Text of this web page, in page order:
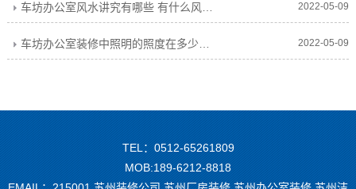
车坊办公室风水讲究有哪些 有什么风水宜忌 2022-05-09
车坊办公室装修中照明的照度在多少为宜 标准是多少 2022-05-09
TEL：0512-65261809
MOB:189-6212-8818